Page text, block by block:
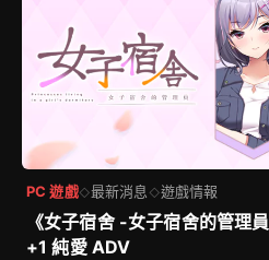
PC 遊戲◇最新消息 ◇遊戲情報
《女子宿舍 -女子宿舍的管理
+1 純愛 ADV